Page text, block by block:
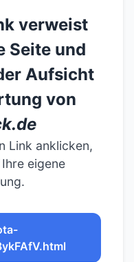
verweist
Seite und
Aufsicht
von
Link anklicken,
eigene